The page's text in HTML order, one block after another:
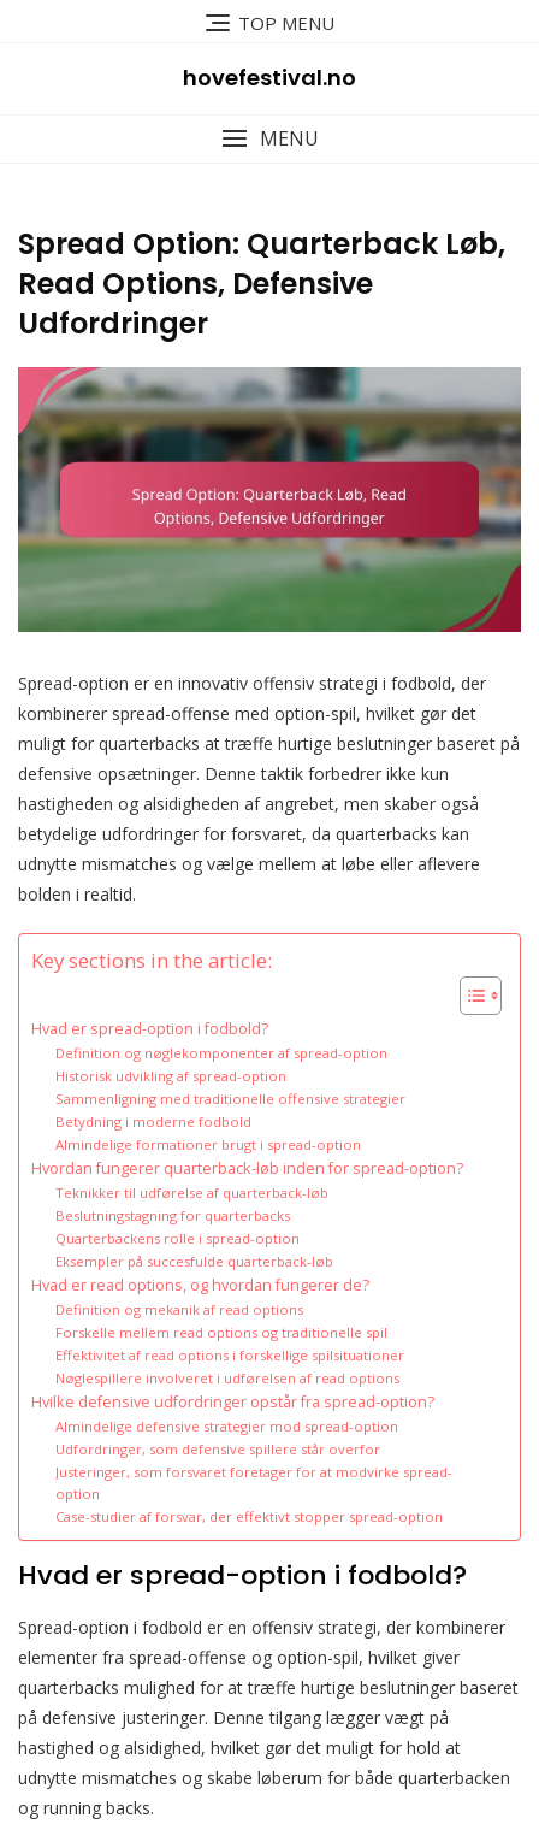
TOP MENU
hovefestival.no
MENU
Spread Option: Quarterback Løb,
Read Options, Defensive
Udfordringer
Spread-option er en innovativ offensiv strategi i fodbold, der
kombinerer spread-offense med option-spil, hvilket gør det
muligt for quarterbacks at træffe hurtige beslutninger baseret på
defensive opsætninger. Denne taktik forbedrer ikke kun
hastigheden og alsidigheden af angrebet, men skaber også
betydelige udfordringer for forsvaret, da quarterbacks kan
udnytte mismatches og vælge mellem at løbe eller aflevere
bolden i realtid.
Key sections in the article:
Hvad er spread-option i fodbold?
Definition og nøglekomponenter af spread-option
Historisk udvikling af spread-option
Sammenligning med traditionelle offensive strategier
Betydning i moderne fodbold
Almindelige formationer brugt i spread-option
Hvordan fungerer quarterback-løb inden for spread-option?
Teknikker til udførelse af quarterback-løb
Beslutningstagning for quarterbacks
Quarterbackens rolle i spread-option
Eksempler på succesfulde quarterback-løb
Hvad er read options, og hvordan fungerer de?
Definition og mekanik af read options
Forskelle mellem read options og traditionelle spil
Effektivitet af read options i forskellige spilsituationer
Nøglespillere involveret i udførelsen af read options
Hvilke defensive udfordringer opstår fra spread-option?
Almindelige defensive strategier mod spread-option
Udfordringer, som defensive spillere står overfor
Justeringer, som forsvaret foretager for at modvirke spread-
option
Case-studier af forsvar, der effektivt stopper spread-option
Hvad er spread-option i fodbold?
Spread-option i fodbold er en offensiv strategi, der kombinerer
elementer fra spread-offense og option-spil, hvilket giver
quarterbacks mulighed for at træffe hurtige beslutninger baseret
på defensive justeringer. Denne tilgang lægger vægt på
hastighed og alsidighed, hvilket gør det muligt for hold at
udnytte mismatches og skabe løberum for både quarterbacken
og running backs.